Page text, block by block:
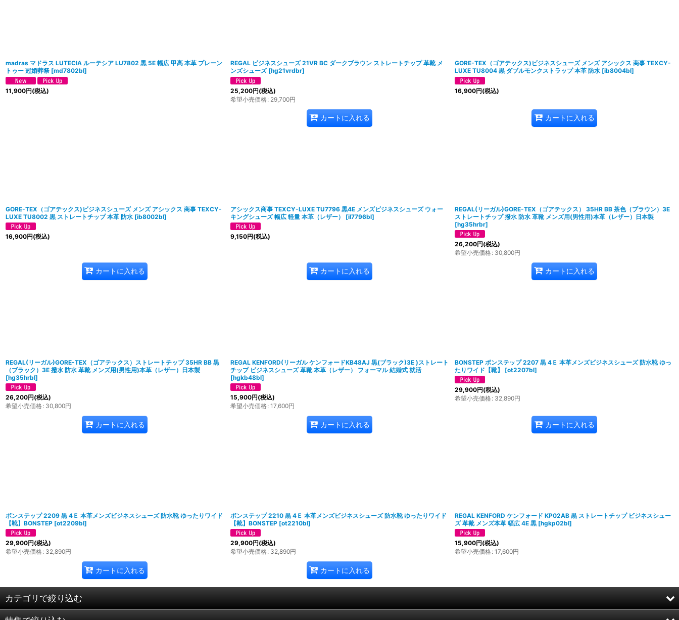
madras マドラス LUTECIA ルーテシア LU7802 黒 5E 幅広 甲高 本革 プレーン
トゥー 冠婚葬祭 [md7802bl]
11,900円(税込)
REGAL ビジネスシューズ 21VR BC ダークブラウン ストレートチップ 革靴 メ
ンズシューズ [hg21vrdbr]
25,200円(税込)
希望小売価格: 29,700円
カートに入れる
GORE-TEX（ゴアテックス)ビジネスシューズ メンズ アシックス 商事 TEXCY-
LUXE TU8004 黒 ダブルモンクストラップ 本革 防水 [ib8004bl]
16,900円(税込)
カートに入れる
GORE-TEX（ゴアテックス)ビジネスシューズ メンズ アシックス 商事 TEXCY-
LUXE TU8002 黒 ストレートチップ 本革 防水 [ib8002bl]
16,900円(税込)
カートに入れる
アシックス商事 TEXCY-LUXE TU7796 黒4E メンズビジネスシューズ ウォー
キングシューズ 幅広 軽量 本革（レザー）
[il7796bl]
9,150円(税込)
カートに入れる
REGAL(リーガル)GORE-TEX（ゴアテックス） 35HR BB 茶色（ブラウン）3E
ストレートチップ 撥水 防水 革靴 メンズ用(男性用)本革（レザー）日本製
[hg35hrbr]
26,200円(税込)
希望小売価格: 30,800円
カートに入れる
REGAL(リーガル)GORE-TEX（ゴアテックス）ストレートチップ 35HR BB 黒
（ブラック）3E 撥水 防水 革靴 メンズ用(男性用)本革（レザー）日本製
[hg35hrbl]
26,200円(税込)
希望小売価格: 30,800円
カートに入れる
REGAL KENFORD(リーガル ケンフォードKB48AJ 黒(ブラック)3E )ストレート
チップ ビジネスシューズ 革靴 本革（レザー） フォーマル 結婚式 就活
[hgkb48bl]
15,900円(税込)
希望小売価格: 17,600円
カートに入れる
BONSTEP ボンステップ 2207 黒 4Ｅ 本革メンズビジネスシューズ 防水靴 ゆっ
たりワイド【靴】
[ot2207bl]
29,900円(税込)
希望小売価格: 32,890円
カートに入れる
ボンステップ 2209 黒 4Ｅ 本革メンズビジネスシューズ 防水靴 ゆったりワイド
【靴】BONSTEP [ot2209bl]
29,900円(税込)
希望小売価格: 32,890円
カートに入れる
ボンステップ 2210 黒 4Ｅ 本革メンズビジネスシューズ 防水靴 ゆったりワイド
【靴】BONSTEP [ot2210bl]
29,900円(税込)
希望小売価格: 32,890円
カートに入れる
REGAL KENFORD ケンフォード KP02AB 黒 ストレートチップ ビジネスシュー
ズ 革靴 メンズ本革 幅広 4E 黒 [hgkp02bl]
15,900円(税込)
希望小売価格: 17,600円
カテゴリで絞り込む